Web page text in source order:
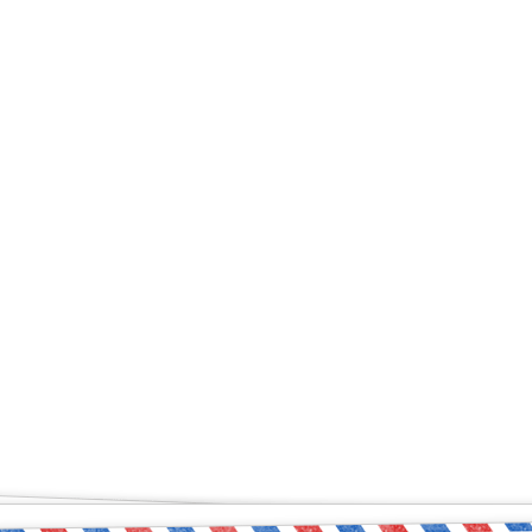
чувствует себя